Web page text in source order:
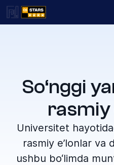
So‘nggi
rasmiy
Universitet
rasmiy e’lonlar va
ushbu bo‘limda